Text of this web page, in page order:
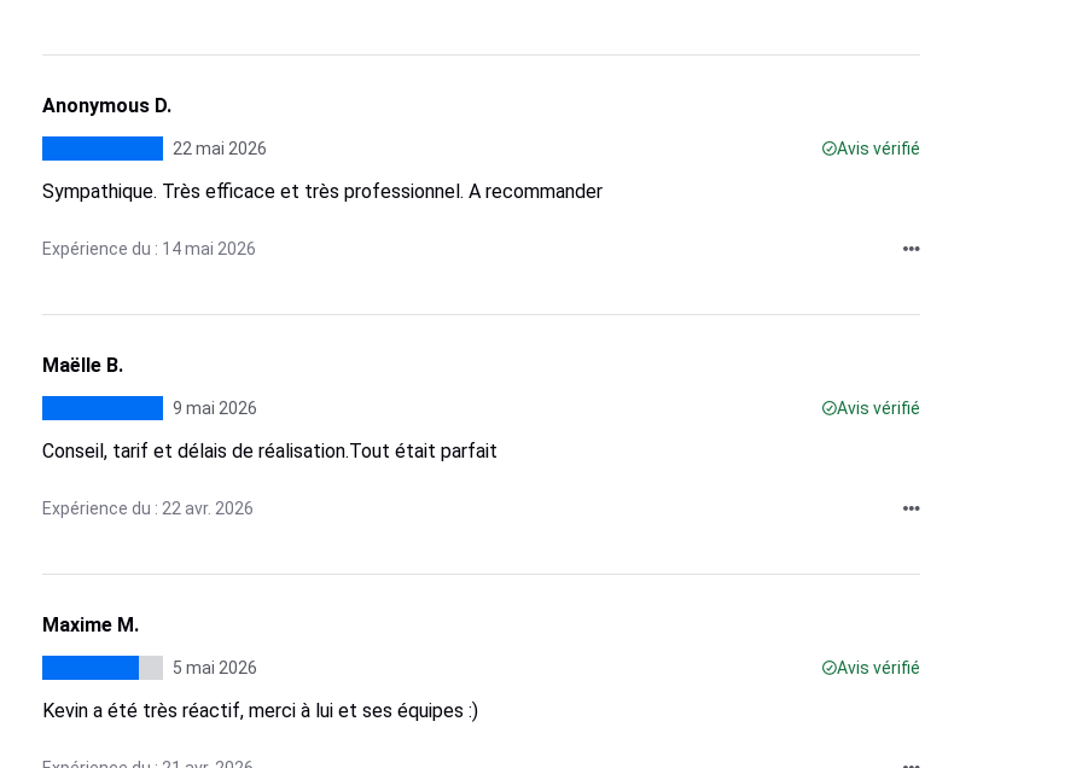
Anonymous D.
22 mai 2026 Avis vérifié
Sympathique. Très efficace et très professionnel. A recommander
Expérience du : 14 mai 2026
Maëlle B.
9 mai 2026 Avis vérifié
Conseil, tarif et délais de réalisation.Tout était parfait
Expérience du : 22 avr. 2026
Maxime M.
5 mai 2026 Avis vérifié
Kevin a été très réactif, merci à lui et ses équipes :)